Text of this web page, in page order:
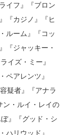
イフ』『ブロン
『カジノ』『ヒ
ルーム』『コッ
『ジャッキー・
イズ・ミー』
ペアレンツ』
疑者』『アナラ
ン・ルイ・レイの
』『グッド・シ
ハリウッド』